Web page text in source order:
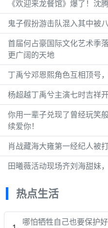
《欢迎来龙餐馆》爆了！沈
鬼子假扮游击队混入其中被
首届何占豪国际文化艺术季
更广阔的天地
丁禹兮邓恩熙角色互相顶号
杨超越丁禹兮主演七时吉祥
你用一辈子兑现了曾经玩笑
续爱你！
肖战藏海大雍第一经纪人被
田曦薇活动现场齐刘海甜妹
热点生活
哪怕牺牲自己也要保护